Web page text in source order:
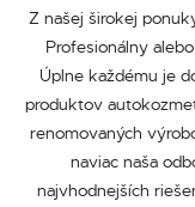
Z našej širokej
Profesionálny
Úplne každému je
produktov
renomovaných
naviac naša
najvhodnejších